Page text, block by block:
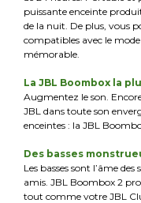
puissante enceinte
de la nuit. De plus, vous
compatibles avec le
mémorable.
La JBL Boombox la
Augmentez le son.
JBL dans toute son
enceintes : la JBL
Des basses
Les basses sont l’âme
amis. JBL Boombox 2
tout comme votre JBL